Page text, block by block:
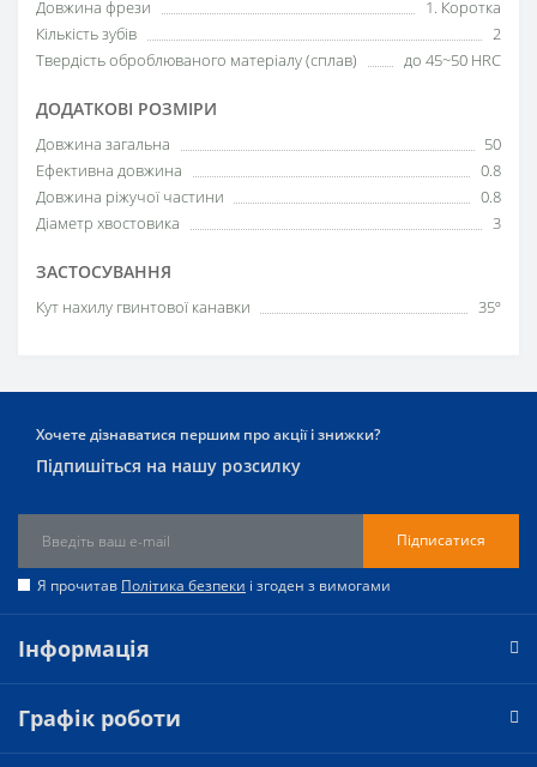
Довжина фрези
1. Коротка
Кількість зубів
2
Твердість оброблюваного матеріалу (сплав)
до 45~50 HRC
ДОДАТКОВІ РОЗМІРИ
Довжина загальна
50
Ефективна довжина
0.8
Довжина ріжучої частини
0.8
Діаметр хвостовика
3
ЗАСТОСУВАННЯ
Кут нахилу гвинтової канавки 35º
Хочете дізнаватися першим про акції і знижки?
Підпишіться на нашу розсилку
Підписатися
Я прочитав Політика безпеки і згоден з вимогами
Інформація
Графік роботи